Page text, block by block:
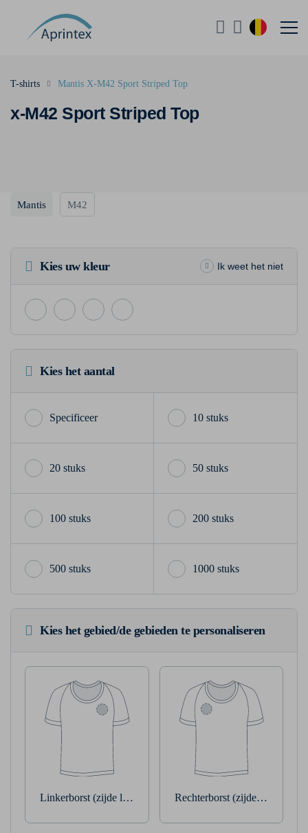
x-M42 Sport Striped Top
T-shirts Mantis X-M42 Sport Striped Top
Mantis M42
Kies uw kleur Ik weet het niet
Kies het aantal
10 stuks
20 stuks 50 stuks
100 stuks 200 stuks
500 stuks 1000 stuks
Kies het gebied/de gebieden te personaliseren
Linkerborst (zijde linkerarm) Rechterborst (zijde